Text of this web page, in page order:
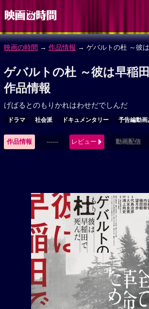
映画の時間 → 作品情報 → ゲバルトの杜 ～彼
ゲバルトの杜 ～彼は早稲
作品情報
げばるとのもりかれはわせだでしんだ
ドラマ 社会派 ドキュメンタリー 予告編動画
作品情報 ------ レビュー 動画配信